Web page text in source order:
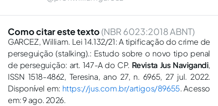
Como citar este texto (NBR 6023:2018 ABNT)
GARCEZ, William. Lei 14.132/21: A tipificação do crime de
perseguição (stalking).: Estudo sobre o novo tipo penal
de perseguição: art. 147-A do CP. Revista Jus Navigandi,
ISSN 1518-4862, Teresina, ano 27, n. 6965, 27 jul. 2022.
Disponível em: https://jus.com.br/artigos/89655. Acesso
em: 9 ago. 2026.